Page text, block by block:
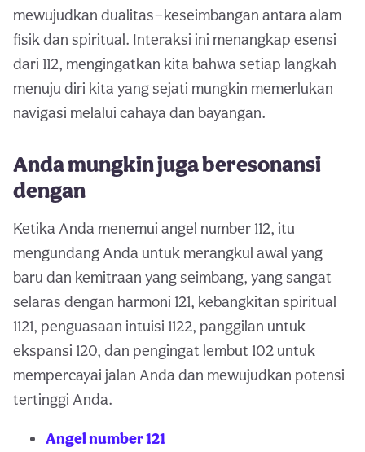
mewujudkan dualitas—keseimbangan antara alam
fisik dan spiritual. Interaksi ini menangkap esensi
dari 112, mengingatkan kita bahwa setiap langkah
menuju diri kita yang sejati mungkin memerlukan
navigasi melalui cahaya dan bayangan.
Anda mungkin juga beresonansi
dengan
Ketika Anda menemui angel number 112, itu
mengundang Anda untuk merangkul awal yang
baru dan kemitraan yang seimbang, yang sangat
selaras dengan harmoni 121, kebangkitan spiritual
1121, penguasaan intuisi 1122, panggilan untuk
ekspansi 120, dan pengingat lembut 102 untuk
mempercayai jalan Anda dan mewujudkan potensi
tertinggi Anda.
Angel number 121